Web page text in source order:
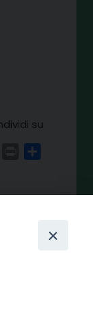
su
Print